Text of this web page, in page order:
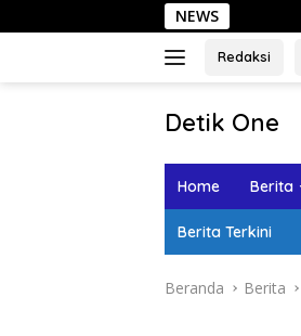
ke
NEWS
Redaksi
Detik One
Ungkap
Home Berita
Berita Terkini
Beranda Berita